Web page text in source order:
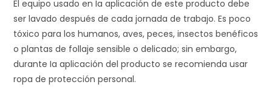
El equipo usado en Ia aplicación de este producto debe
ser lavado después de cada jornada de trabajo. Es poco
tóxico para los humanos, aves, peces, insectos benéficos
o plantas de follaje sensible o delicado; sin embargo,
durante Ia aplicación del producto se recomienda usar
ropa de protección personal.